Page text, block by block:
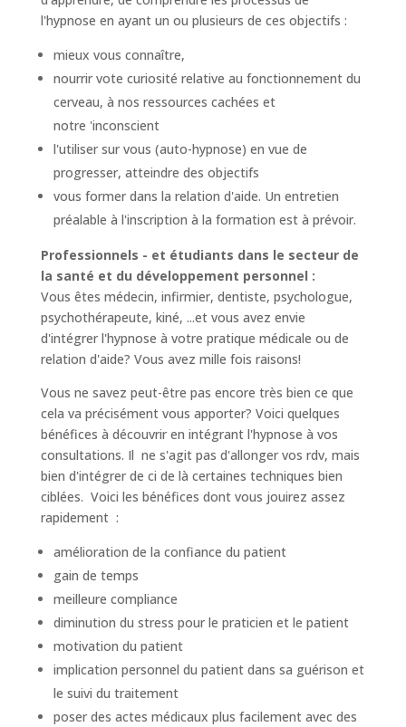
l'hypnose en ayant un ou plusieurs de ces objectifs :
mieux vous connaître,
nourrir vote curiosité relative au fonctionnement du
cerveau, à nos ressources cachées et
notre 'inconscient
l'utiliser sur vous (auto-hypnose) en vue de
progresser, atteindre des objectifs
vous former dans la relation d'aide. Un entretien
préalable à l'inscription à la formation est à prévoir.
Professionnels - et étudiants dans le secteur de
la santé et du développement personnel :
Vous êtes médecin, infirmier, dentiste, psychologue,
psychothérapeute, kiné, ...et vous avez envie
d'intégrer l'hypnose à votre pratique médicale ou de
relation d'aide? Vous avez mille fois raisons!
Vous ne savez peut-être pas encore très bien ce que
cela va précisément vous apporter? Voici quelques
bénéfices à découvrir en intégrant l'hypnose à vos
consultations. Il ne s'agit pas d'allonger vos rdv, mais
bien d'intégrer de ci de là certaines techniques bien
ciblées. Voici les bénéfices dont vous jouirez assez
rapidement :
amélioration de la confiance du patient
gain de temps
meilleure compliance
diminution du stress pour le praticien et le patient
motivation du patient
implication personnel du patient dans sa guérison et
le suivi du traitement
poser des actes médicaux plus facilement avec des